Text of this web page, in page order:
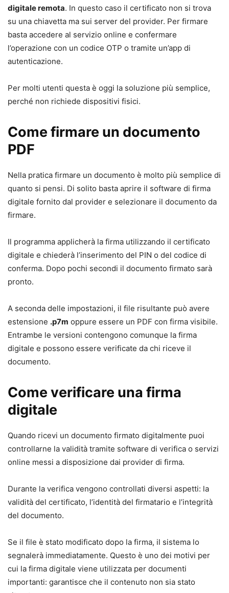
digitale remota. In questo caso il certificato non si trova
su una chiavetta ma sui server del provider. Per firmare
basta accedere al servizio online e confermare
l’operazione con un codice OTP o tramite un’app di
autenticazione.
Per molti utenti questa è oggi la soluzione più semplice,
perché non richiede dispositivi fisici.
Come firmare un documento
PDF
Nella pratica firmare un documento è molto più semplice di
quanto si pensi. Di solito basta aprire il software di firma
digitale fornito dal provider e selezionare il documento da
firmare.
Il programma applicherà la firma utilizzando il certificato
digitale e chiederà l’inserimento del PIN o del codice di
conferma. Dopo pochi secondi il documento firmato sarà
pronto.
A seconda delle impostazioni, il file risultante può avere
estensione .p7m oppure essere un PDF con firma visibile.
Entrambe le versioni contengono comunque la firma
digitale e possono essere verificate da chi riceve il
documento.
Come verificare una firma
digitale
Quando ricevi un documento firmato digitalmente puoi
controllarne la validità tramite software di verifica o servizi
online messi a disposizione dai provider di firma.
Durante la verifica vengono controllati diversi aspetti: la
validità del certificato, l’identità del firmatario e l’integrità
del documento.
Se il file è stato modificato dopo la firma, il sistema lo
segnalerà immediatamente. Questo è uno dei motivi per
cui la firma digitale viene utilizzata per documenti
importanti: garantisce che il contenuto non sia stato